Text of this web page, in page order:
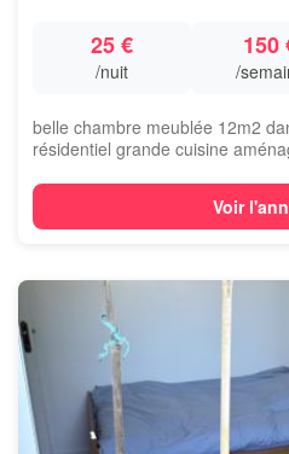
25 €
/nuit
150
/
belle chambre meublée 12m2
résidentiel grande cuisine
Voir